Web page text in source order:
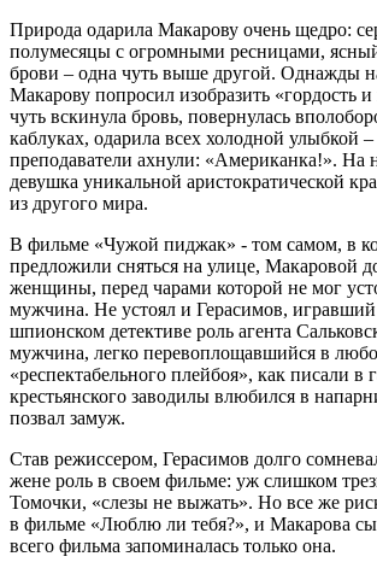
Природа одарила Макарову очень щедро:
полумесяцы с огромными ресницами,
брови – одна чуть выше другой. Однажды
Макарову попросил изобразить «гордость
чуть вскинула бровь, повернулась
каблуках, одарила всех холодной улыбкой
преподаватели ахнули: «Американка!». На
девушка уникальной аристократической
из другого мира.
В фильме «Чужой пиджак» - том самом, в
предложили сняться на улице, Макаровой
женщины, перед чарами которой не мог
мужчина. Не устоял и Герасимов,
шпионском детективе роль агента
мужчина, легко перевоплощавшийся в
«респектабельного плейбоя», как писали в
крестьянского заводилы влюбился в
позвал замуж.
Став режиссером, Герасимов долго
жене роль в своем фильме: уж слишком
Томочки, «слезы не выжать». Но все же
в фильме «Люблю ли тебя?», и Макарова
всего фильма запоминалась только она.